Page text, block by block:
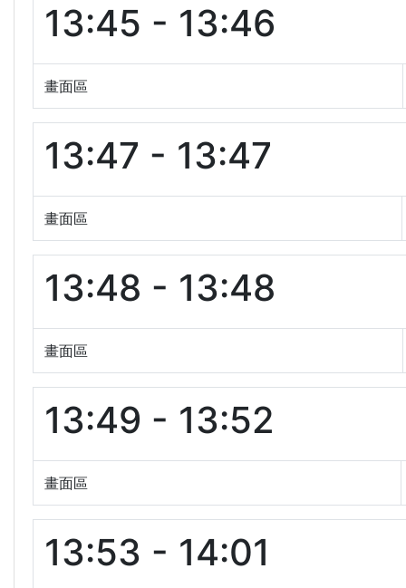
13:45 - 13:46
畫面區
13:47 - 13:47
畫面區
13:48 - 13:48
畫面區
13:49 - 13:52
畫面區
13:53 - 14:01